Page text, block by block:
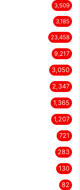
3,509
3,185
23,458
9,217
3,050
2,347
1,365
1,207
721
283
130
82